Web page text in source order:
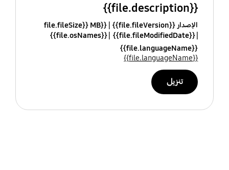
{{file.description}}
الإصدار {{file.fileVersion}}
{{file.fileSize}} MB
{{file.fileModifiedDate}}
{{file.osNames}}
{{file.languageName}}
{{file.languageName}}
تنزيل